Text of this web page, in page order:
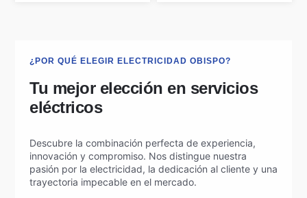
¿POR QUÉ ELEGIR ELECTRICIDAD OBISPO?
Tu mejor elección en servicios
eléctricos
Descubre la combinación perfecta de experiencia,
innovación y compromiso. Nos distingue nuestra
pasión por la electricidad, la dedicación al cliente y una
trayectoria impecable en el mercado.